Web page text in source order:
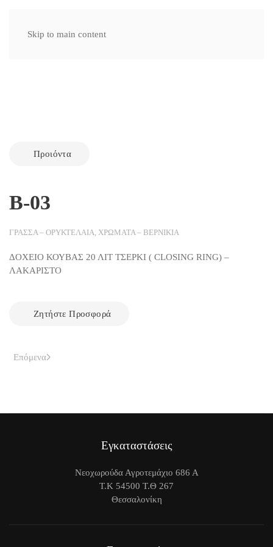
Skip to main content
Προιόντα
Β-03
ΓΡΑΣΣΑ – ΟΡΥΚΤΕΛΑΙΑ, ΧΡΩΜΑΤΑ – ΒΕΡΝΙΚΙΑ
ΔΟΧΕΙΟ ΚΟΥΒΑΣ 20 ΛΙΤ ΤΣΕΡΚΙ ( CLOSING RING) –
ΛΑΚΑΡΙΣΤΟ
Ζητήστε Προσφορά
Επόμενα
Εγκαταστάσεις
Νεοχωρούδα Αγροτεμάχιο 686 Α
Τ.Κ 54500 Τ.Θ 267
Θεσσαλονίκη